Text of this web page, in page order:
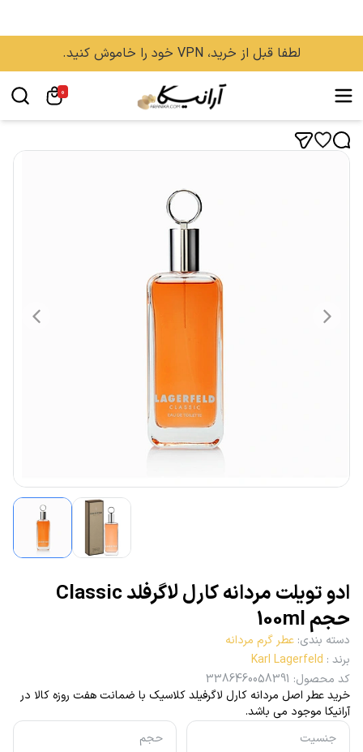
لطفا قبل از خرید، VPN خود را خاموش کنید.
0
ادو تویلت مردانه کارل لاگرفلد Classic
حجم 100ml
جنسیت
حجم
دسته بندی: عطر گرم مردانه
برند :
Karl Lagerfeld
کد محصول:
3386460058391
خرید عطر اصل مردانه کارل لاگرفیلد کلاسیک با ضمانت هفت روزه کالا در
آرانیکا موجود می باشد.